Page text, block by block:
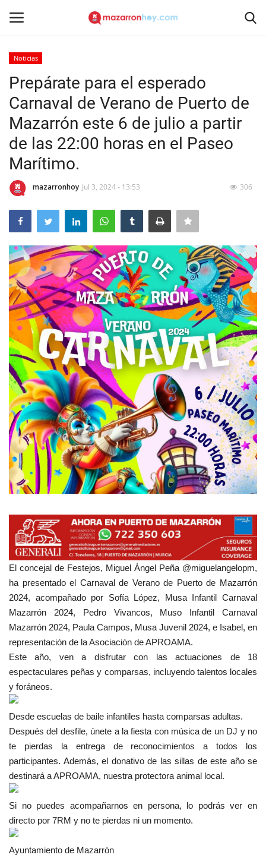
Inicio
Contacto
Noticias
Mazarrón Hoy
Entrevistas
Reportajes
Empresas
Mapa de Mazarrón
Vídeos
Galerías
Contacto
Empresas
Noticias
Prepárate para el esperado
Carnaval de Verano de Puerto de
Mazarrón este 6 de julio a partir
de las 22:00 horas en el Paseo
Marítimo.
mazarronhoy Jul 3, 2024 - 13:53 306
El concejal de Festejos, Miguel Ángel Peña @miguelangelopm,
ha presentado el Carnaval de Verano de Puerto de Mazarrón
2024, acompañado por Sofía López, Musa Infantil Carnaval
Mazarrón 2024, Pedro Vivancos, Muso Infantil Carnaval
Mazarrón 2024, Paula Campos, Musa Juvenil 2024, e Isabel, en
representación de la Asociación de APROAMA.
Este año, ven a disfrutar con las actuaciones de 18
espectaculares peñas y comparsas, incluyendo talentos locales
y foráneos.
Desde escuelas de baile infantiles hasta comparsas adultas.
Después del desfile, únete a la fiesta con música de un DJ y no
te pierdas la entrega de reconocimientos a todos los
participantes. Además, el donativo de las sillas de este año se
destinará a APROAMA, nuestra protectora animal local.
Si no puedes acompañarnos en persona, lo podrás ver en
directo por 7RM y no te pierdas ni un momento.
Ayuntamiento de Mazarrón